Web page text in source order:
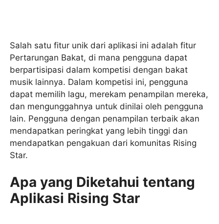
Salah satu fitur unik dari aplikasi ini adalah fitur
Pertarungan Bakat, di mana pengguna dapat
berpartisipasi dalam kompetisi dengan bakat
musik lainnya. Dalam kompetisi ini, pengguna
dapat memilih lagu, merekam penampilan mereka,
dan mengunggahnya untuk dinilai oleh pengguna
lain. Pengguna dengan penampilan terbaik akan
mendapatkan peringkat yang lebih tinggi dan
mendapatkan pengakuan dari komunitas Rising
Star.
Apa yang Diketahui tentang
Aplikasi Rising Star